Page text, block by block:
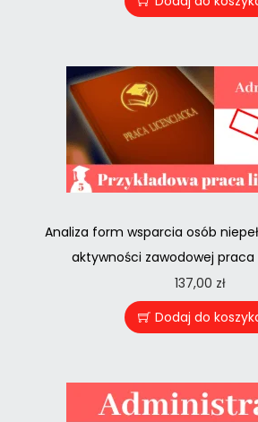
Analiza form wsparcia osób
aktywności zawodowej
137,00 zł
Dodaj do